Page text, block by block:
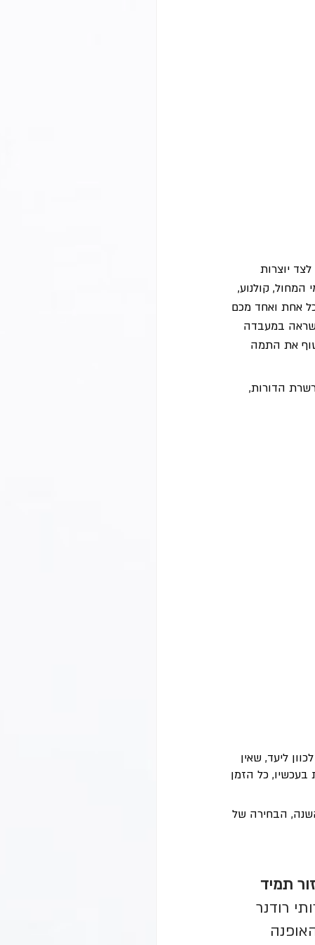
יוצרות
המחול, קולנוע,
כל אחת ואחד מכם
במעבדה
את התמה
הדורות,
ליעד, שאין
כל הזמן
הבחירה של
תמיד
רודנר